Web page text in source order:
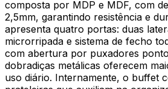
composta por MDP e MDF, com
2,5mm, garantindo resistência e
apresenta quatro portas: duas
microrripada e sistema de fecho
com abertura por puxadores
dobradiças metálicas oferecem
uso diário. Internamente, o buffet